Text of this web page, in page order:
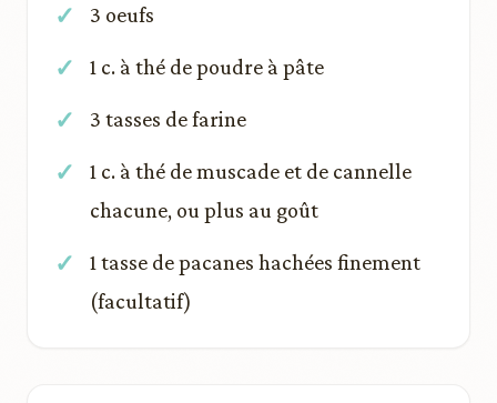
3 oeufs
1 c. à thé de poudre à pâte
3 tasses de farine
1 c. à thé de muscade et de cannelle
chacune, ou plus au goût
1 tasse de pacanes hachées finement
(facultatif)